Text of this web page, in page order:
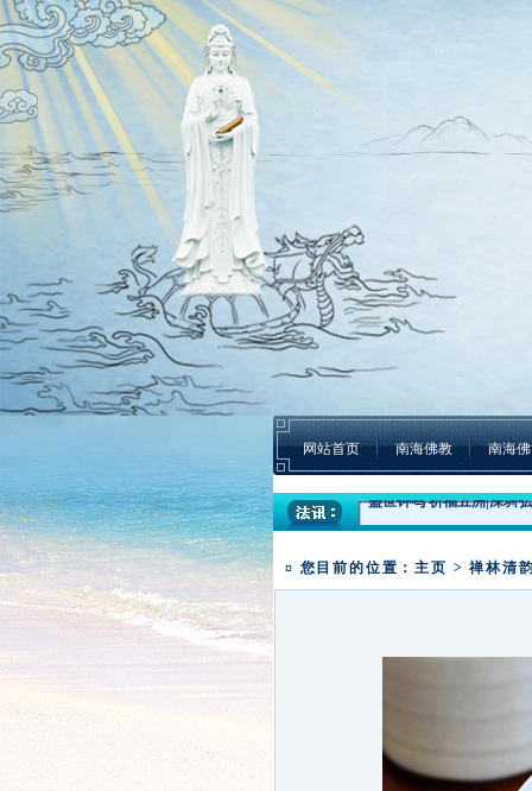
网站首页 南海佛教 南海
本焕学院2024年招生通告
一粥一香甜 一年一团圆|
盛世钟鸣 祈福五洲|深圳
¤ 您目前的位置：主页 >禅林清